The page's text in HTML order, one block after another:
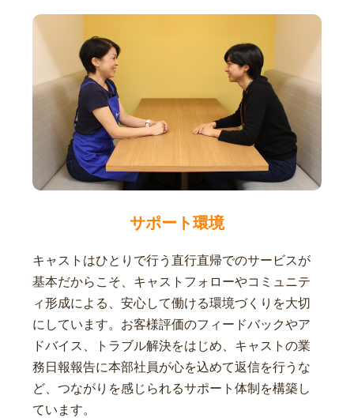
サポート環境
キャストはひとりで行う直行直帰でのサービスが
基本だからこそ、キャストフォローやコミュニテ
ィ形成による、安心して働ける環境づくりを大切
にしています。お客様評価のフィードバックやア
ドバイス、トラブル解決をはじめ、キャストの業
務日報報告に本部社員が心を込めて返信を行うな
ど、つながりを感じられるサポート体制を構築し
ています。